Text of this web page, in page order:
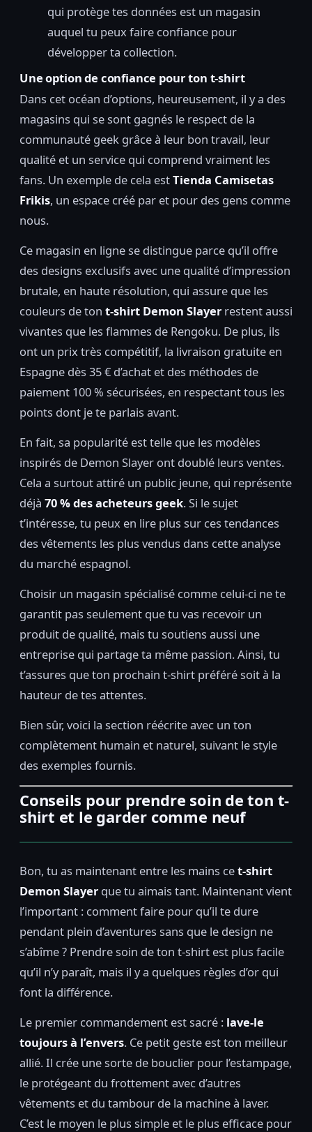
qui protège tes données est un magasin
auquel tu peux faire confiance pour
développer ta collection.
Une option de confiance pour ton t-shirt
Dans cet océan d’options, heureusement, il y a des
magasins qui se sont gagnés le respect de la
communauté geek grâce à leur bon travail, leur
qualité et un service qui comprend vraiment les
fans. Un exemple de cela estTienda Camisetas
Frikis, un espace créé par et pour des gens comme
nous.
Ce magasin en ligne se distingue parce qu’il offre
des designs exclusifs avec une qualité d’impression
brutale, en haute résolution, qui assure que les
couleurs de ton t-shirt Demon Slayer restent aussi
vivantes que les flammes de Rengoku. De plus, ils
ont un prix très compétitif, la livraison gratuite en
Espagne dès 35 € d’achat et des méthodes de
paiement 100 % sécurisées, en respectant tous les
points dont je te parlais avant.
En fait, sa popularité est telle que les modèles
inspirés de Demon Slayer ont doublé leurs ventes.
Cela a surtout attiré un public jeune, qui représente
déjà 70 % des acheteurs geek. Si le sujet
t’intéresse, tu peux en lire plus sur ces tendances
des vêtements les plus vendus dans cette analyse
du marché espagnol.
Choisir un magasin spécialisé comme celui-ci ne te
garantit pas seulement que tu vas recevoir un
produit de qualité, mais tu soutiens aussi une
entreprise qui partage ta même passion. Ainsi, tu
t’assures que ton prochain t-shirt préféré soit à la
hauteur de tes attentes.
Bien sûr, voici la section réécrite avec un ton
complètement humain et naturel, suivant le style
des exemples fournis.
Conseils pour prendre soin de ton t-
shirt et le garder comme neuf
Bon, tu as maintenant entre les mains cet-shirt
Demon Slayer que tu aimais tant. Maintenant vient
l’important : comment faire pour qu’il te dure
pendant plein d’aventures sans que le design ne
s’abîme ? Prendre soin de ton t-shirt est plus facile
qu’il n’y paraît, mais il y a quelques règles d’or qui
font la différence.
Le premier commandement est sacré : lave-le
toujours à l’envers. Ce petit geste est ton meilleur
allié. Il crée une sorte de bouclier pour l’estampage,
le protégeant du frottement avec d’autres
vêtements et du tambour de la machine à laver.
C’est le moyen le plus simple et le plus efficace pour